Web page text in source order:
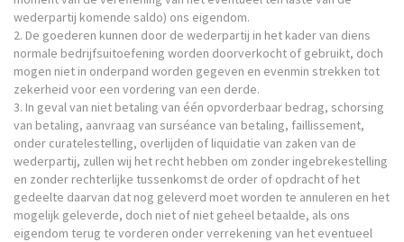
wederpartij komende saldo) ons eigendom.
2. De goederen kunnen door de wederpartij in het kader van diens
normale bedrijfsuitoefening worden doorverkocht of gebruikt, doch
mogen niet in onderpand worden gegeven en evenmin strekken tot
zekerheid voor een vordering van een derde.
3. In geval van niet betaling van één opvorderbaar bedrag, schorsing
van betaling, aanvraag van surséance van betaling, faillissement,
onder curatelestelling, overlijden of liquidatie van zaken van de
wederpartij, zullen wij het recht hebben om zonder ingebrekestelling
en zonder rechterlijke tussenkomst de order of opdracht of het
gedeelte daarvan dat nog geleverd moet worden te annuleren en het
mogelijk geleverde, doch niet of niet geheel betaalde, als ons
eigendom terug te vorderen onder verrekening van het eventueel